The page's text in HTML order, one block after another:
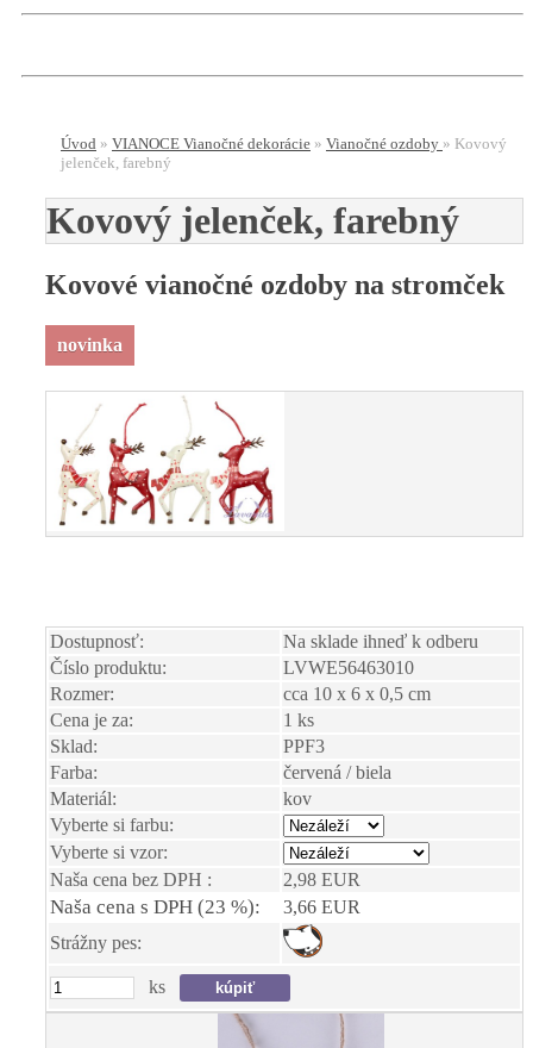
Úvod » VIANOCE Vianočné dekorácie » Vianočné ozdoby » Kovový
jelenček, farebný
Kovový jelenček, farebný
Kovové vianočné ozdoby na stromček
novinka
Dostupnosť:
Na sklade ihneď k odberu
Číslo produktu:
LVWE56463010
Rozmer:
cca 10 x 6 x 0,5 cm
Cena je za:
1 ks
Sklad:
PPF3
Farba:
červená / biela
Materiál:
kov
Vyberte si farbu:
Vyberte si vzor:
Naša cena bez DPH :
2,98 EUR
Naša cena s DPH (23 %):
3,66 EUR
Strážny pes:
ks